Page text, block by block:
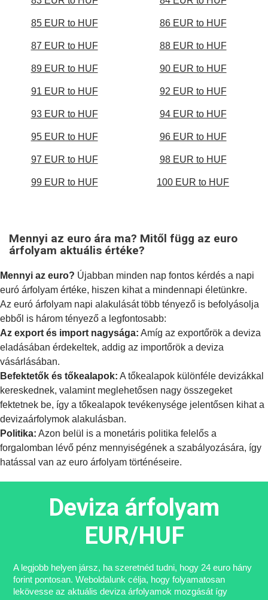
85 EUR to HUF 86 EUR to HUF
87 EUR to HUF 88 EUR to HUF
89 EUR to HUF 90 EUR to HUF
91 EUR to HUF 92 EUR to HUF
93 EUR to HUF 94 EUR to HUF
95 EUR to HUF 96 EUR to HUF
97 EUR to HUF 98 EUR to HUF
99 EUR to HUF 100 EUR to HUF
Mennyi az euro ára ma? Mitől függ az euro
árfolyam aktuális értéke?
Mennyi az euro? Újabban minden nap fontos kérdés a napi
euró árfolyam értéke, hiszen kihat a mindennapi életünkre.
Az euró árfolyam napi alakulását több tényező is befolyásolja
ebből is három tényező a legfontosabb:
Az export és import nagysága: Amíg az exportőrök a deviza
eladásában érdekeltek, addig az importőrök a deviza
vásárlásában.
Befektetők és tőkealapok: A tőkealapok különféle devizákkal
kereskednek, valamint meglehetősen nagy összegeket
fektetnek be, így a tőkealapok tevékenysége jelentősen kihat a
devizaárfolymok alakulásban.
Politika: Azon belül is a monetáris politika felelős a
forgalomban lévő pénz mennyiségének a szabályozására, így
hatással van az euro árfolyam történéseire.
Deviza árfolyam
EUR/HUF
A legjobb helyen jársz, ha szeretnéd tudni, hogy 24 euro hány
forint pontosan. Weboldalunk célja, hogy folyamatosan
lekövesse az aktuális deviza árfolyamok mozgását így